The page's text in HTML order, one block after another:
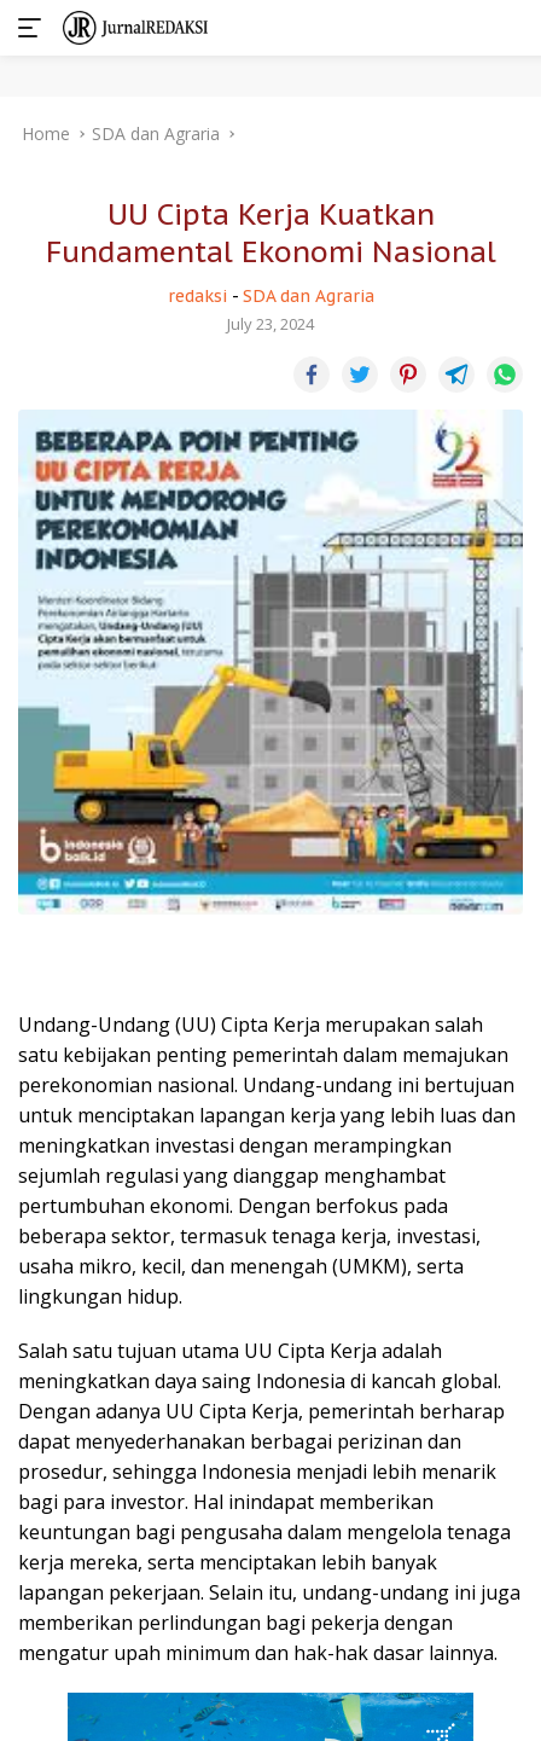
Home SDA dan Agraria
UU Cipta Kerja Kuatkan
Fundamental Ekonomi Nasional
redaksi - SDA dan Agraria
July 23, 2024
Undang-Undang (UU) Cipta Kerja merupakan salah
satu kebijakan penting pemerintah dalam memajukan
perekonomian nasional. Undang-undang ini bertujuan
untuk menciptakan lapangan kerja yang lebih luas dan
meningkatkan investasi dengan merampingkan
sejumlah regulasi yang dianggap menghambat
pertumbuhan ekonomi. Dengan berfokus pada
beberapa sektor, termasuk tenaga kerja, investasi,
usaha mikro, kecil, dan menengah (UMKM), serta
lingkungan hidup.
Salah satu tujuan utama UU Cipta Kerja adalah
meningkatkan daya saing Indonesia di kancah global.
Dengan adanya UU Cipta Kerja, pemerintah berharap
dapat menyederhanakan berbagai perizinan dan
prosedur, sehingga Indonesia menjadi lebih menarik
bagi para investor. Hal inindapat memberikan
keuntungan bagi pengusaha dalam mengelola tenaga
kerja mereka, serta menciptakan lebih banyak
lapangan pekerjaan. Selain itu, undang-undang ini juga
memberikan perlindungan bagi pekerja dengan
mengatur upah minimum dan hak-hak dasar lainnya.